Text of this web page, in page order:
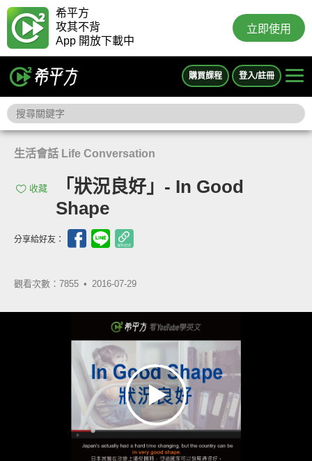
希平方
攻其不背
App 開放下載中
立即使用
購買課程 登入/註冊
生活會話 Life Conversation
收藏
「狀況良好」- In Good
Shape
分享給好友：
觀看次數：7855 • 2016-07-29